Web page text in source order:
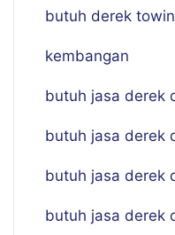
butuh derek
kembangan
butuh jasa derek
butuh jasa derek
butuh jasa derek
butuh jasa derek